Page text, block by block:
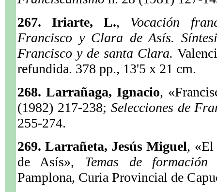
267. Iriarte, L., Vocación
Francisco y Clara de Asís.
Francisco y de santa Clara.
refundida. 378 pp., 13'5 x 21 cm.
268. Larrañaga, Ignacio,
(1982) 217-238; Selecciones de
255-274.
269. Larrañeta, Jesús Miguel, «El
de Asís», Temas de
Pamplona, Curia Provincial de